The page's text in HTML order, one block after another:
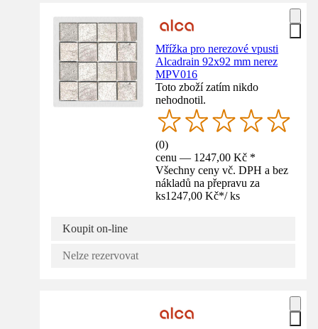
Mřížka pro nerezové vpusti
Alcadrain 92x92 mm nerez
MPV016
Toto zboží zatím nikdo
nehodnotil.
(0)
cenu — 1247,00 Kč *
Všechny ceny vč. DPH a bez
nákladů na přepravu za
ks1247,00 Kč*/ ks
Koupit on-line
Nelze rezervovat